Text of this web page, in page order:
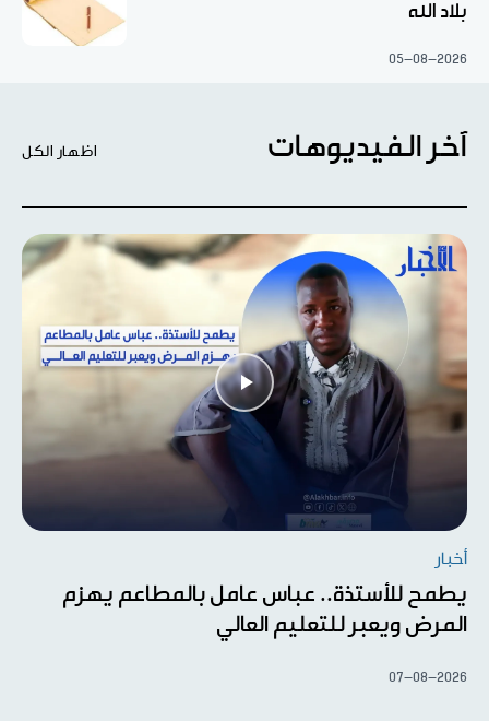
بلاد الله
05-08-2026
آخر الفيديوهات اظهار الكل
أخبار
يطمح للأستذة.. عباس عامل بالمطاعم يهزم
المرض ويعبر للتعليم العالي
07-08-2026